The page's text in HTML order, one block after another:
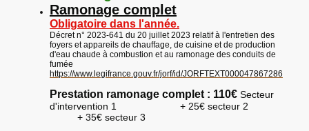
Ramonage complet
Obligatoire dans l'année.
Décret n° 2023-641 du 20 juillet 2023 relatif à l'entretien des
foyers et appareils de chauffage, de cuisine et de production
d'eau chaude à combustion et au ramonage des conduits de
fumée
https://www.legifrance.gouv.fr/jorf/id/JORFTEXT000047867286
Prestation ramonage complet : 110€ Secteur
d'intervention 1 + 25€ secteur 2
+ 35€ secteur 3